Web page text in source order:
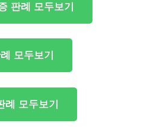
판례 모두보기
모두보기
례 모두보기